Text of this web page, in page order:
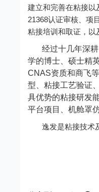
建立和完善在粘接以
21368认证审核、项
粘接培训和取证，以
经过十几年深
学的博士、硕士精
CNAS资质和商飞
型、粘接工艺验证
具优势的粘接研发
平台项目、机舱罩
逸发是粘接技术